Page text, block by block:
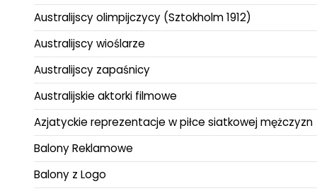
Australijscy olimpijczycy (Sztokholm 1912)
Australijscy wioślarze
Australijscy zapaśnicy
Australijskie aktorki filmowe
Azjatyckie reprezentacje w piłce siatkowej mężczyzn
Balony Reklamowe
Balony z Logo